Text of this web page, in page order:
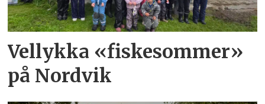
Vellykka «fiskesommer»
på Nordvik